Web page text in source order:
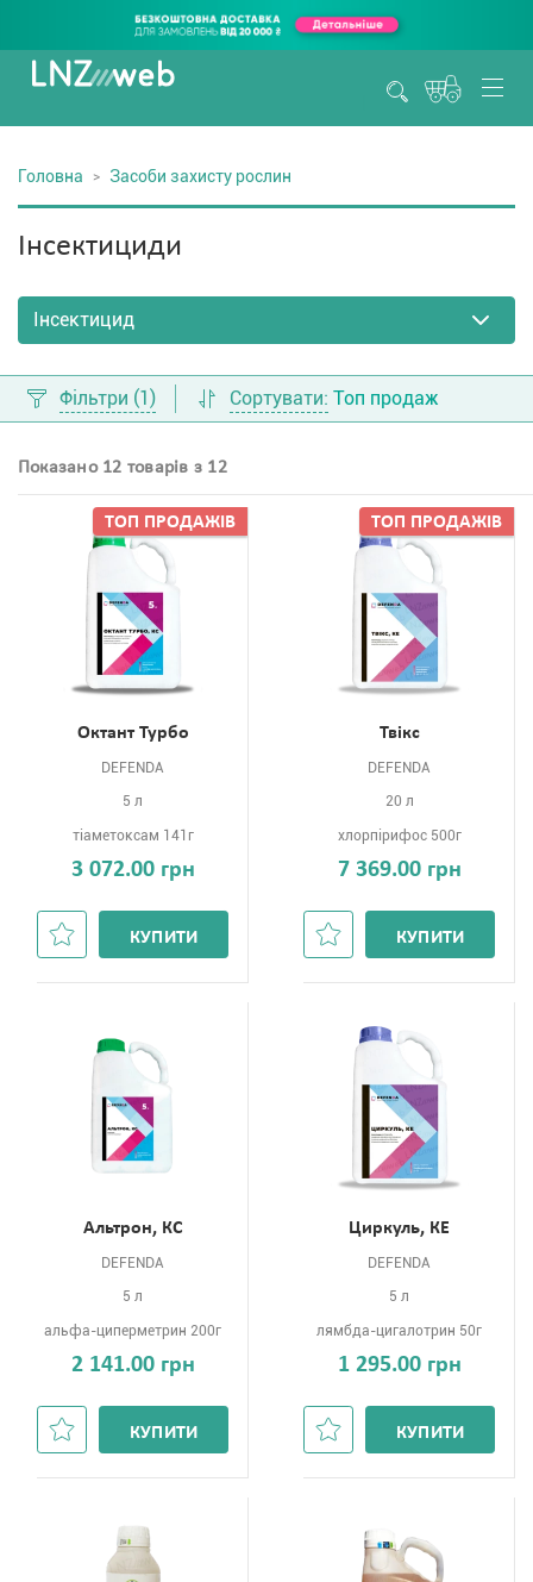
Головна Засоби захисту рослин
Інсектициди
Фільтри (1) Сортувати: Топ продаж
Показано 12 товарів з 12
Октант Турбо
ТОП ПРОДАЖIВ
DEFENDA
5 л
тіаметоксам 141г
3 072.00 грн
КУПИТИ
Твікс
ТОП ПРОДАЖIВ
DEFENDA
20 л
хлорпірифос 500г
7 369.00 грн
КУПИТИ
Альтрон, КС
DEFENDA
5 л
альфа-циперметрин 200г
2 141.00 грн
КУПИТИ
Циркуль, КЕ
DEFENDA
5 л
лямбда-цигалотрин 50г
1 295.00 грн
КУПИТИ